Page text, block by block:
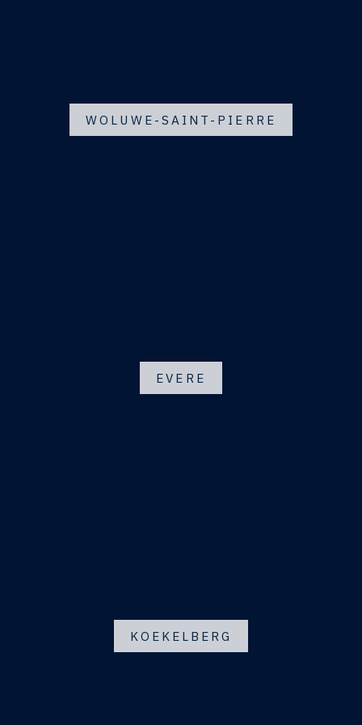
WOLUWE-SAINT-PIERRE
EVERE
KOEKELBERG